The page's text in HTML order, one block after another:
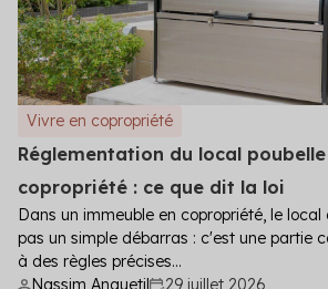
Vivre en copropriété
Réglementation du local poubelle
copropriété : ce que dit la loi
Dans un immeuble en copropriété, le local
pas un simple débarras : c'est une partie
à des règles précises...
Nassim Anquetil
29 juillet 2026